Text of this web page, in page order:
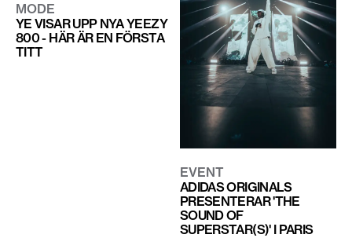
MODE
YE VISAR UPP NYA YEEZY
800 - HÄR ÄR EN FÖRSTA
TITT
EVENT
ADIDAS ORIGINALS
PRESENTERAR 'THE
SOUND OF
SUPERSTAR(S)' I PARIS